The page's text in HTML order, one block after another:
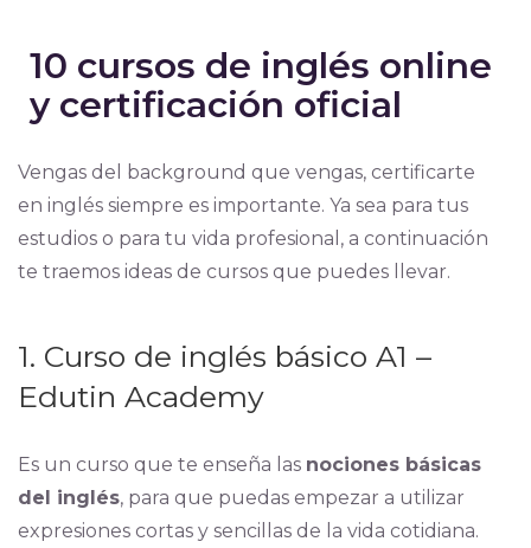
10 cursos de inglés online
y certificación oficial
Vengas del background que vengas, certificarte
en inglés siempre es importante. Ya sea para tus
estudios o para tu vida profesional, a continuación
te traemos ideas de cursos que puedes llevar.
1. Curso de inglés básico A1 –
Edutin Academy
Es un curso que te enseña las nociones básicas
del inglés, para que puedas empezar a utilizar
expresiones cortas y sencillas de la vida cotidiana.